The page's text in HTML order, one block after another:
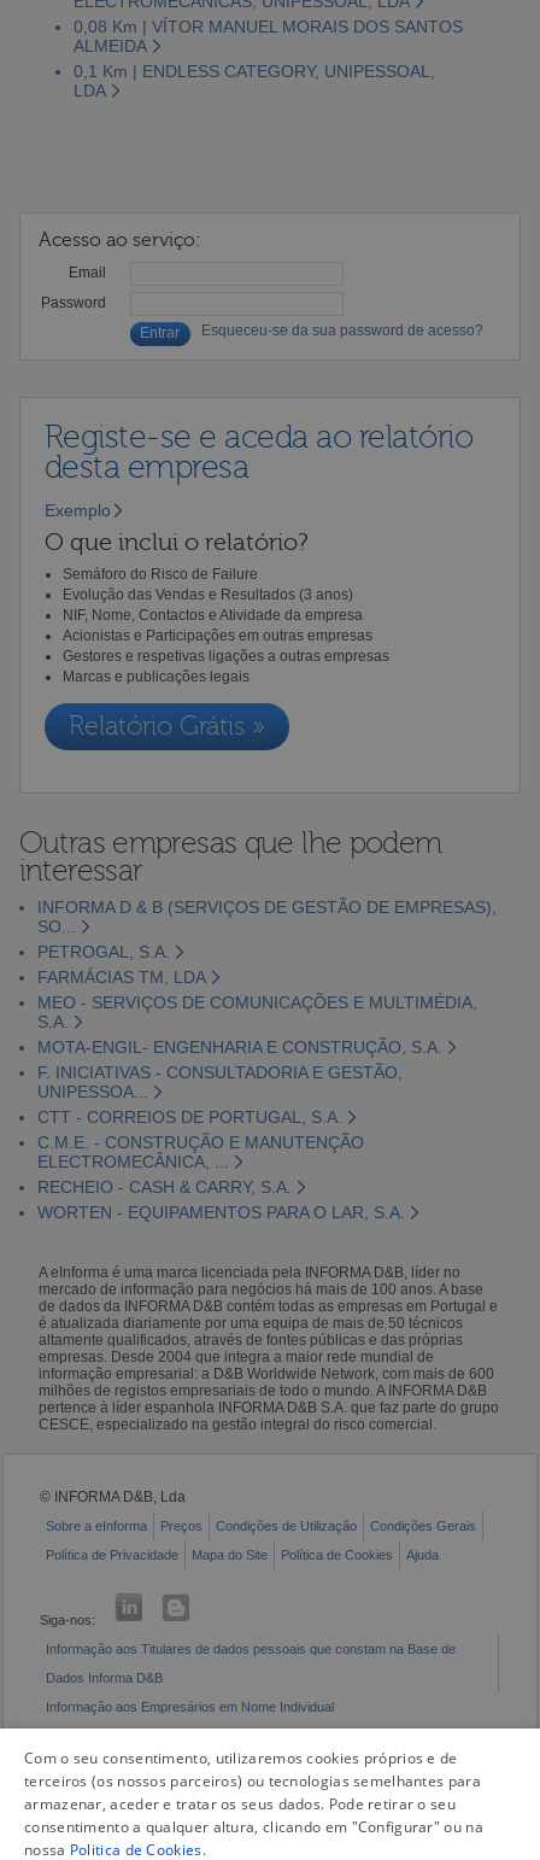
0,08 Km | VÍTOR MANUEL MORAIS DOS SANTOS
ALMEIDA
0,1 Km | ENDLESS CATEGORY, UNIPESSOAL,
LDA
Acesso ao serviço:
Email
Password
Esqueceu-se da sua password de acesso?
Registe-se e aceda ao relatório
desta empresa
Exemplo
O que inclui o relatório?
Semáforo do Risco de Failure
Evolução das Vendas e Resultados (3 anos)
NIF, Nome, Contactos e Atividade da empresa
Acionistas e Participações em outras empresas
Gestores e respetivas ligações a outras empresas
Marcas e publicações legais
Relatório Grátis »
Outras empresas que lhe podem
interessar
INFORMA D & B (SERVIÇOS DE GESTÃO DE EMPRESAS),
SO...
PETROGAL, S.A.
FARMÁCIAS TM, LDA
MEO - SERVIÇOS DE COMUNICAÇÕES E MULTIMÉDIA,
S.A.
MOTA-ENGIL- ENGENHARIA E CONSTRUÇÃO, S.A.
F. INICIATIVAS - CONSULTADORIA E GESTÃO,
UNIPESSOA...
CTT - CORREIOS DE PORTUGAL, S.A.
C.M.E. - CONSTRUÇÃO E MANUTENÇÃO
ELECTROMECÂNICA, ...
RECHEIO - CASH & CARRY, S.A.
WORTEN - EQUIPAMENTOS PARA O LAR, S.A.
A eInforma é uma marca licenciada pela INFORMA D&B, líder no
mercado de informação para negócios há mais de 100 anos. A base
de dados da INFORMA D&B contém todas as empresas em Portugal e
é atualizada diariamente por uma equipa de mais de 50 técnicos
altamente qualificados, através de fontes públicas e das próprias
empresas. Desde 2004 que integra a maior rede mundial de
informação empresarial: a D&B Worldwide Network, com mais de 600
milhões de registos empresariais de todo o mundo. A INFORMA D&B
pertence à líder espanhola INFORMA D&B S.A. que faz parte do grupo
CESCE, especializado na gestão integral do risco comercial.
© INFORMA D&B, Lda
Sobre a eInforma Preços Condições de Utilização
Condições Gerais
Política de Privacidade
Mapa do Site Política de Cookies Ajuda
Siga-nos:
Informação aos Titulares de dados pessoais que constam na Base de
Dados Informa D&B
Informação aos Empresários em Nome Individual
Com o seu consentimento, utilizaremos cookies próprios e de
terceiros (os nossos parceiros) ou tecnologias semelhantes para
armazenar, aceder e tratar os seus dados. Pode retirar o seu
consentimento a qualquer altura, clicando em "Configurar" ou na
nossa Politica de Cookies.